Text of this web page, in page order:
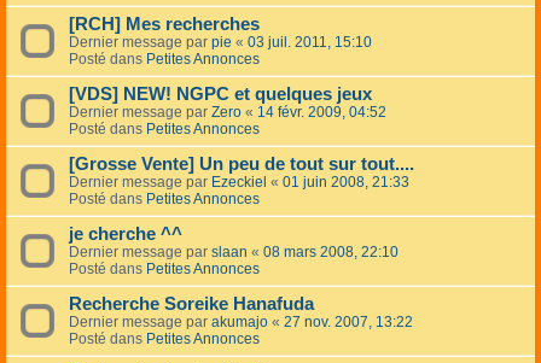
[RCH] Mes recherches
Dernier message par pie « 03 juil. 2011, 15:10
Posté dans Petites Annonces
[VDS] NEW! NGPC et quelques jeux
Dernier message par Zero « 14 févr. 2009, 04:52
Posté dans Petites Annonces
[Grosse Vente] Un peu de tout sur tout....
Dernier message par Ezeckiel « 01 juin 2008, 21:33
Posté dans Petites Annonces
je cherche ^^
Dernier message par slaan « 08 mars 2008, 22:10
Posté dans Petites Annonces
Recherche Soreike Hanafuda
Dernier message par akumajo « 27 nov. 2007, 13:22
Posté dans Petites Annonces